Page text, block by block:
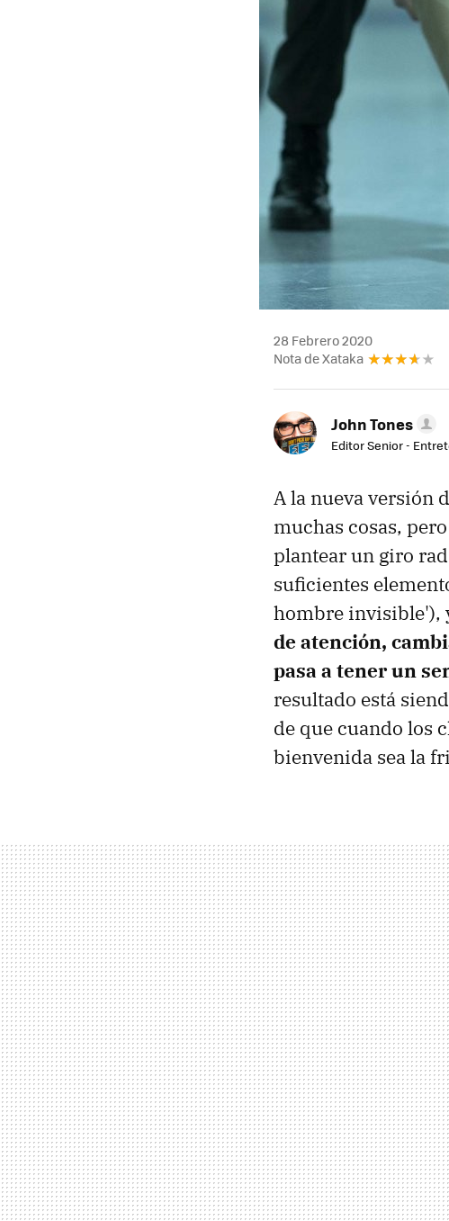
28 Febrero 2020
Nota de Xataka
John Tones
Editor Senior -
A la nueva versión
muchas cosas,
plantear un giro
suficientes
hombre invisible'),
de atención,
pasa a tener un
resultado está
de que cuando los
bienvenida sea la